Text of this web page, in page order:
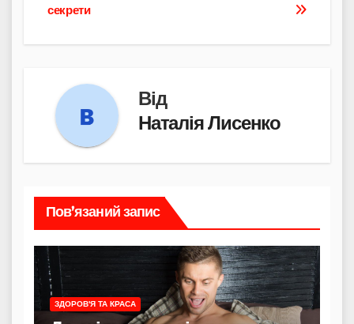
секрети
Від
Наталія Лисенко
Пов’язаний запис
ЗДОРОВ'Я ТА КРАСА